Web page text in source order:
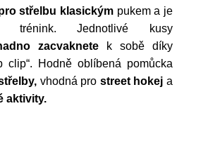
střelbu klasickým pukem a je
trénink. Jednotlivé kusy
zacvaknete k sobě díky
clip“. Hodně oblíbená pomůcka
vhodná pro street hokej a
aktivity.